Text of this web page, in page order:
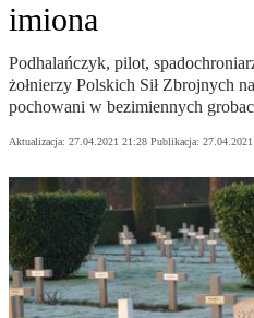
imiona
Podhalańczyk, pilot,
żołnierzy Polskich Sił Zbrojnych
pochowani w bezimiennych
Aktualizacja: 27.04.2021 21:28 Publikacja: 27.04.2021